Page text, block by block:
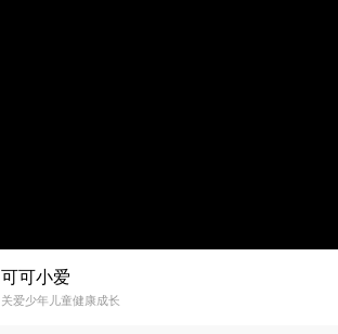
可可小爱
关爱少年儿童健康成长